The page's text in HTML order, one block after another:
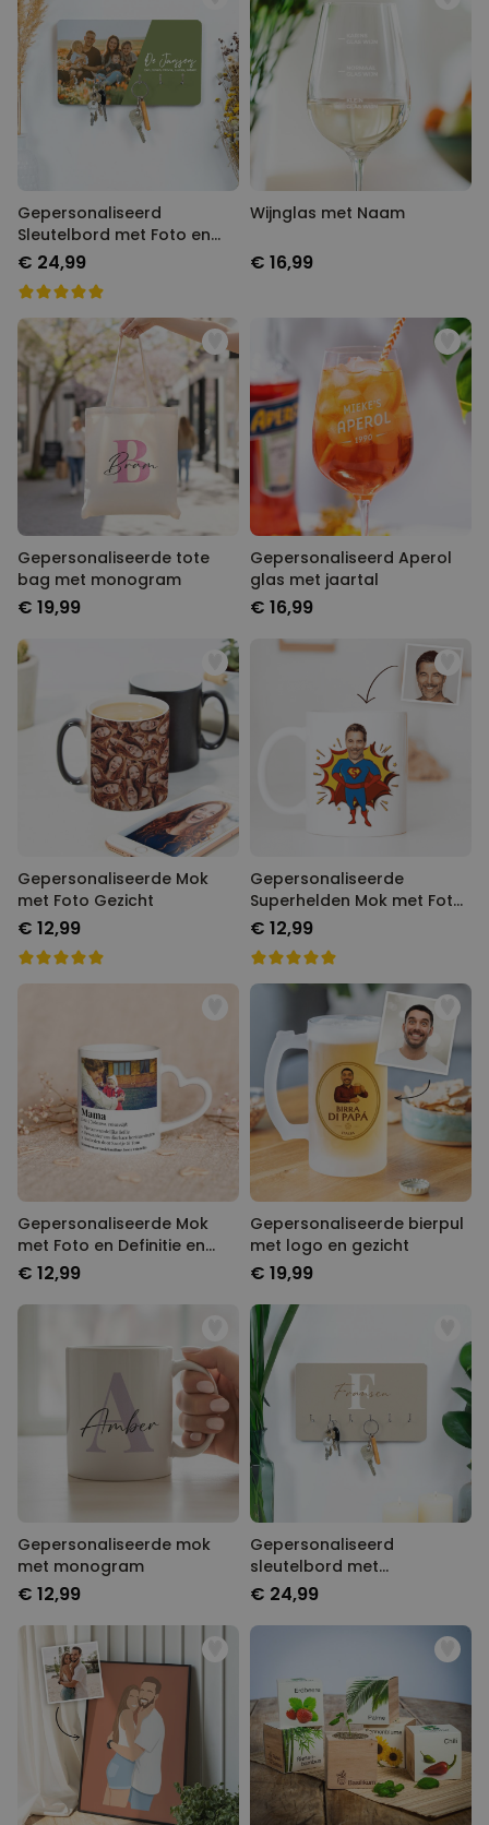
Gepersonaliseerd
Sleutelbord met Foto en
Tekst
€ 24,99
Wijnglas met Naam
€ 16,99
Gepersonaliseerde tote
bag met monogram
€ 19,99
Gepersonaliseerd Aperol
glas met jaartal
€ 16,99
Gepersonaliseerde Mok
met Foto Gezicht
€ 12,99
Gepersonaliseerde
Superhelden Mok met Foto
Gezicht
€ 12,99
Gepersonaliseerde Mok
met Foto en Definitie en
Hart-handvat
€ 12,99
Gepersonaliseerde bierpul
met logo en gezicht
€ 19,99
Gepersonaliseerde mok
met monogram
€ 12,99
Gepersonaliseerd
sleutelbord met
monogram
€ 24,99